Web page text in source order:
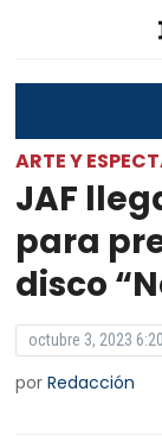
ARTE Y
JAF
para
disco
octubre 3, 2023
porRedacción